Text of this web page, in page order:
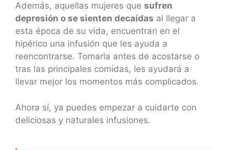
Además, aquellas mujeres que sufren
depresión o se sienten decaídas al llegar a
esta época de su vida, encuentran en el
hipérico una infusión que les ayuda a
reencontrarse. Tomarla antes de acostarse o
tras las principales comidas, les ayudará a
llevar mejor los momentos más complicados.
Ahora sí, ya puedes empezar a cuidarte con
deliciosas y naturales infusiones.